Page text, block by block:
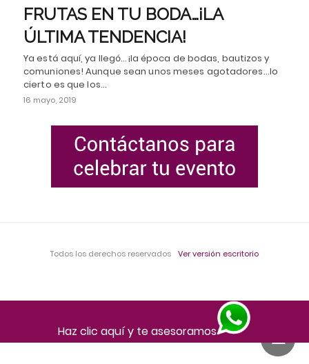
FRUTAS EN TU BODA…¡LA
ÚLTIMA TENDENCIA!
Ya está aquí, ya llegó...¡la época de bodas, bautizos y
comuniones! Aunque sean unos meses agotadores...lo
cierto es que los…
16 mayo, 2019
Todos los derechos reservados Ver versión escritorio
Haz clic aquí y te asesoramos